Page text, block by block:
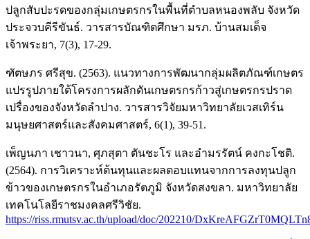
ปลูกสับปะรดของกลุ่มเกษตรกรในพื้นที่ตำบลหนองพลับ จังหวัด
ประจวบคีรีขันธ์. วารสารบัณฑิตศึกษา มรภ. บ้านสมเด็จ
เจ้าพระยา, 7(3), 17-29.
ฑัตษภร ศรีสุข. (2563). แนวทางการพัฒนากลุ่มผลิตภัณฑ์เกษตร
แปรรูปภายใต้โครงการผลักดันเกษตรกรก้าวสู่เกษตรกรปราด
เปรื่องของจังหวัดลำปาง. วารสารวิจัยมหาวิทยาลัยเวสเทิร์น
มนุษยศาสตร์และสังคมศาสตร์, 6(1), 39-51.
เพ็ญนภา เชาวนา, ศุภสุตา ตันชะโร และอํามรรัตน์ คงกะโชติ.
(2564). การวิเคราะห์ต้นทุนและผลตอบแทนจากการลงทุนปลูก
ข้าวของเกษตรกรในอําเภอรัตภูมิ จังหวัดสงขลา. มหาวิทยาลัย
เทคโนโลยีราชมงคลศรีวิชัย.
https://riss.rmutsv.ac.th/upload/doc/202210/